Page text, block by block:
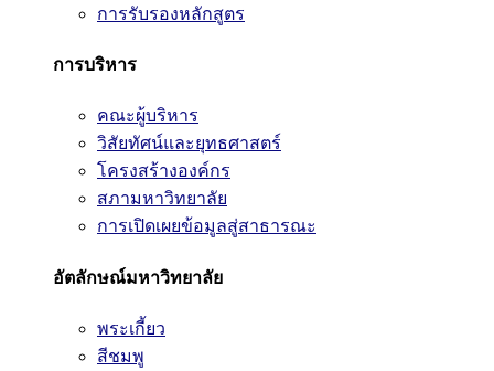
การรับรองหลักสูตร
การบริหาร
คณะผู้บริหาร
วิสัยทัศน์และยุทธศาสตร์
โครงสร้างองค์กร
สภามหาวิทยาลัย
การเปิดเผยข้อมูลสู่สาธารณะ
อัตลักษณ์มหาวิทยาลัย
พระเกี้ยว
สีชมพู